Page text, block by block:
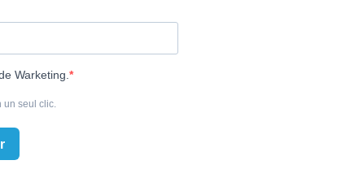
Warketing.
un seul clic.